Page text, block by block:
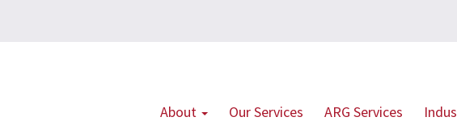
About Our Services ARG Services